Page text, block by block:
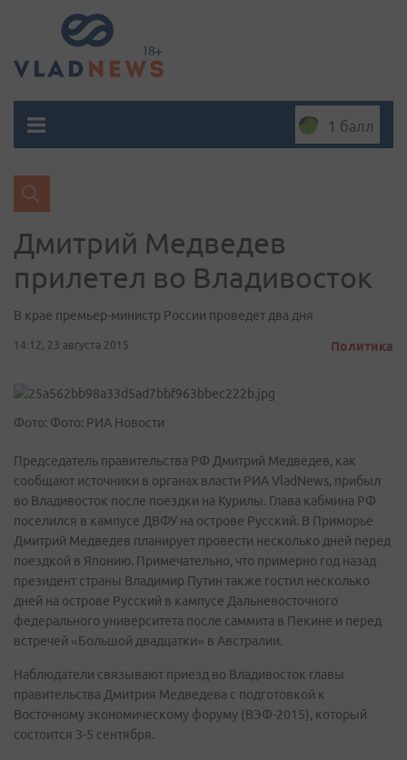
1 балл
Дмитрий Медведев
прилетел во Владивосток
В крае премьер-министр России проведет два дня
14:12, 23 августа 2015 Политика
Фото: Фото: РИА Новости
Председатель правительства РФ Дмитрий Медведев, как
сообщают источники в органах власти РИА VladNews, прибыл
во Владивосток после поездки на Курилы. Глава кабмина РФ
поселился в кампусе ДВФУ на острове Русский. В Приморье
Дмитрий Медведев планирует провести несколько дней перед
поездкой в Японию. Примечательно, что примерно год назад
президент страны Владимир Путин также гостил несколько
дней на острове Русский в кампусе Дальневосточного
федерального университета после саммита в Пекине и перед
встречей «Большой двадцатки» в Австралии.
Наблюдатели связывают приезд во Владивосток главы
правительства Дмитрия Медведева с подготовкой к
Восточному экономическому форуму (ВЭФ-2015), который
состоится 3-5 сентября.